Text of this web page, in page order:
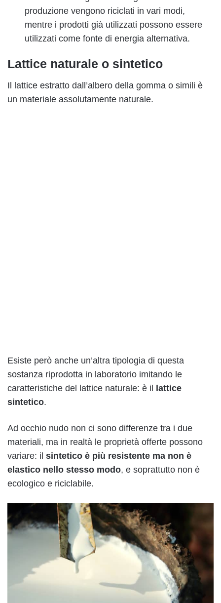
produzione vengono riciclati in vari modi,
mentre i prodotti già utilizzati possono essere
utilizzati come fonte di energia alternativa.
Lattice naturale o sintetico
Il lattice estratto dall’albero della gomma o simili è
un materiale assolutamente naturale.
Esiste però anche un’altra tipologia di questa
sostanza riprodotta in laboratorio imitando le
caratteristiche del lattice naturale: è il
lattice
sintetico.
Ad occhio nudo non ci sono differenze tra i due
materiali, ma in realtà le proprietà offerte possono
variare: il sintetico è più resistente ma non è
elastico nello stesso modo, e soprattutto non è
ecologico e riciclabile.